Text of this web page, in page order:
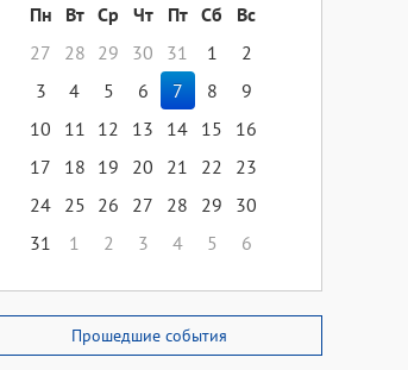
Пн
Вт Ср Чт Пт Сб
Вс
27
28 29 30 31 1
2
3
4 5 6 7 8
9
10
11 12 13 14 15
16
17
18 19 20 21 22
23
24 25 26 27 28 29
30
31
1 2 3 4 5 6
Прошедшие события